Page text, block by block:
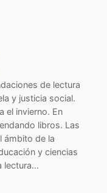
de lectura
y justicia social.
el invierno. En
libros. Las
ámbito de la
y ciencias
lectura…